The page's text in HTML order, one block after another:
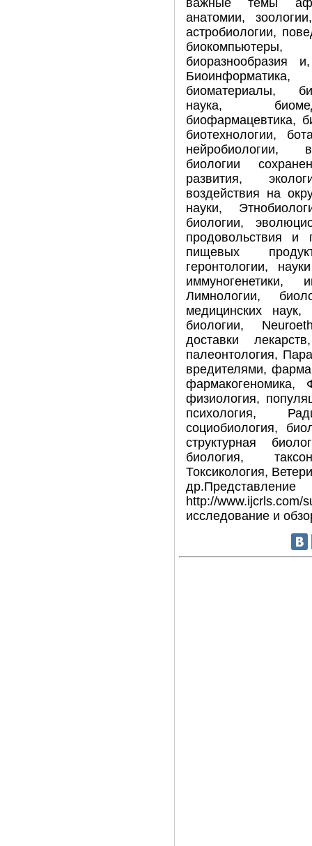
анатомии,
астробиологии,
биокомпьютеры,
биоразнообразия
биоматериалы,
наука,
биофармацевтика,
биотехнологии,
нейробиологии,
биологии
развития,
воздействия на
науки,
биологии,
продовольствия и
пищевых
геронтологии,
иммуногенетики,
Лимнологии,
медицинских наук,
биологии,
доставки
палеонтология,
вредителями,
фармакогеномика,
физиология,
психология,
социобиология,
структурная
биология,
Токсикология,
http://
исследование и